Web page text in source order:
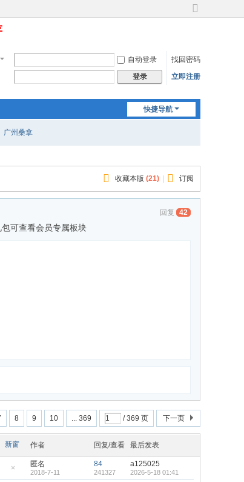
切
版
自动登录
找回密码
登录 立即注册
快捷导航
广州桑拿
收藏本版 (21) 订阅
回复 42
可查看会员专属板块
8 9 10 ... 369 / 369 页 下一页
新窗 作者 回复/查看 最后发表
匿名
2018-7-11
84
241327
a125025
2026-5-18 01:41